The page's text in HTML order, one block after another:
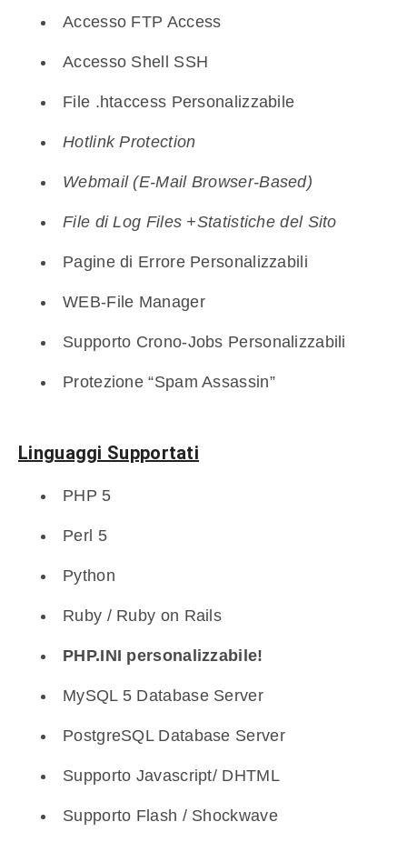
Accesso FTP Access
Accesso Shell SSH
File .htaccess Personalizzabile
Hotlink Protection
Webmail (E-Mail Browser-Based)
File di Log Files +Statistiche del Sito
Pagine di Errore Personalizzabili
WEB-File Manager
Supporto Crono-Jobs Personalizzabili
Protezione “Spam Assassin”
Linguaggi Supportati
PHP 5
Perl 5
Python
Ruby / Ruby on Rails
PHP.INI personalizzabile!
MySQL 5 Database Server
PostgreSQL Database Server
Supporto Javascript/ DHTML
Supporto Flash / Shockwave